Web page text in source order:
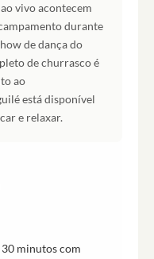
vivo acontecem
durante
de dança do
de churrasco é
ao
está disponível
e relaxar.
minutos com